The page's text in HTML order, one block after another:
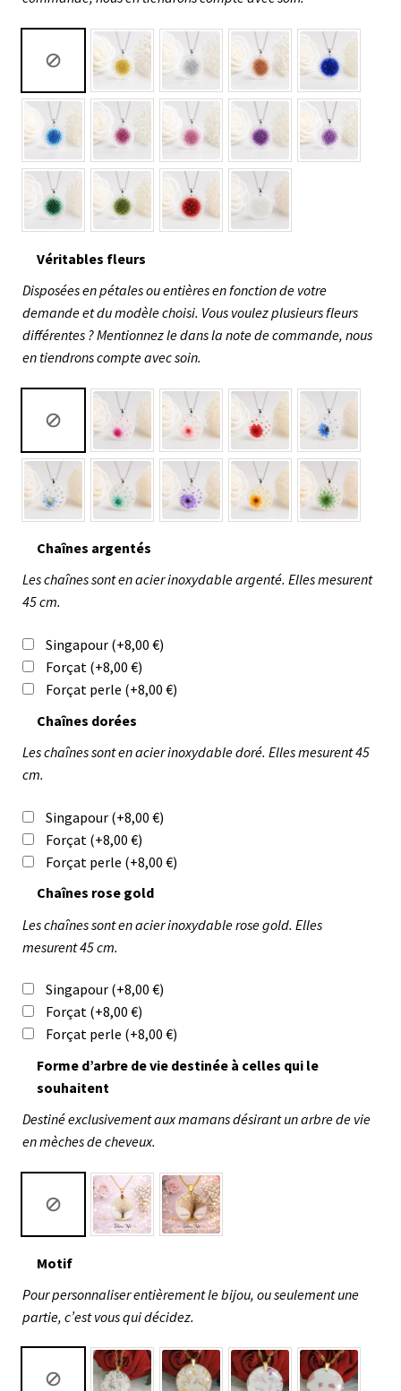
Véritables fleurs
Disposées en pétales ou entières en fonction de votre
demande et du modèle choisi. Vous voulez plusieurs fleurs
différentes ? Mentionnez le dans la note de commande, nous
en tiendrons compte avec soin.
Chaînes argentés
Les chaînes sont en acier inoxydable argenté. Elles mesurent
45 cm.
Singapour (+8,00 €)
Forçat (+8,00 €)
Forçat perle (+8,00 €)
Chaînes dorées
Les chaînes sont en acier inoxydable doré. Elles mesurent 45
cm.
Singapour (+8,00 €)
Forçat (+8,00 €)
Forçat perle (+8,00 €)
Chaînes rose gold
Les chaînes sont en acier inoxydable rose gold. Elles
mesurent 45 cm.
Singapour (+8,00 €)
Forçat (+8,00 €)
Forçat perle (+8,00 €)
Forme d’arbre de vie destinée à celles qui le
souhaitent
Destiné exclusivement aux mamans désirant un arbre de vie
en mèches de cheveux.
Motif
Pour personnaliser entièrement le bijou, ou seulement une
partie, c’est vous qui décidez.